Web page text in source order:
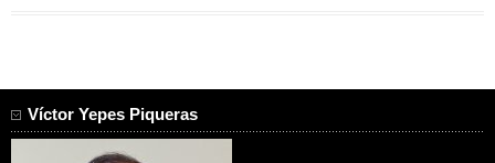
Víctor Yepes Piqueras